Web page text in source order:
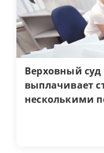
Верховный
выплачивает
несколькими